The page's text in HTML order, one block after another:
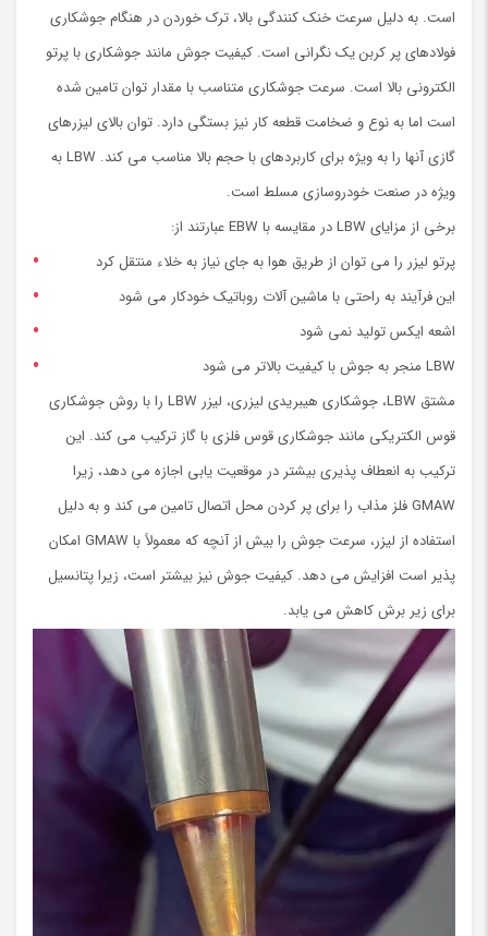
است. به دلیل سرعت خنک کنندگی بالا، ترک خوردن در هنگام جوشکاری
فولادهای پر کربن یک نگرانی است. کیفیت جوش مانند جوشکاری با پرتو
الکترونی بالا است. سرعت جوشکاری متناسب با مقدار توان تامین شده
است اما به نوع و ضخامت قطعه کار نیز بستگی دارد. توان بالای لیزرهای
گازی آنها را به ویژه برای کاربردهای با حجم بالا مناسب می کند. LBW به
ویژه در صنعت خودروسازی مسلط است.
برخی از مزایای LBW در مقایسه با EBW عبارتند از:
پرتو لیزر را می توان از طریق هوا به جای نیاز به خلاء منتقل کرد
این فرآیند به راحتی با ماشین آلات روباتیک خودکار می شود
اشعه ایکس تولید نمی شود
LBW منجر به جوش با کیفیت بالاتر می شود
مشتق LBW، جوشکاری هیبریدی لیزری، لیزر LBW را با روش جوشکاری
قوس الکتریکی مانند جوشکاری قوس فلزی با گاز ترکیب می کند. این
ترکیب به انعطاف پذیری بیشتر در موقعیت یابی اجازه می دهد، زیرا
GMAW فلز مذاب را برای پر کردن محل اتصال تامین می کند و به دلیل
استفاده از لیزر، سرعت جوش را بیش از آنچه که معمولاً با GMAW امکان
پذیر است افزایش می دهد. کیفیت جوش نیز بیشتر است، زیرا پتانسیل
برای زیر برش کاهش می یابد.
نمایشگر
ویدیو